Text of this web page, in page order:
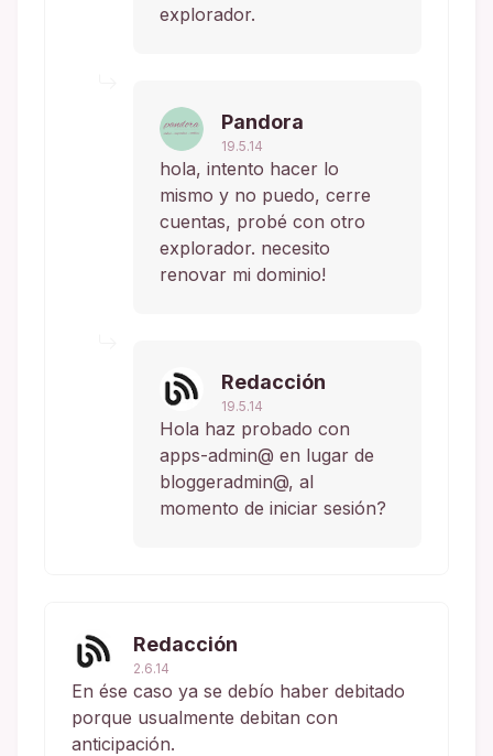
explorador.
Pandora
19.5.14
hola, intento hacer lo
mismo y no puedo, cerre
cuentas, probé con otro
explorador. necesito
renovar mi dominio!
Redacción
19.5.14
Hola haz probado con
apps-admin@ en lugar de
bloggeradmin@, al
momento de iniciar sesión?
Redacción
2.6.14
En ése caso ya se debío haber debitado
porque usualmente debitan con
anticipación.